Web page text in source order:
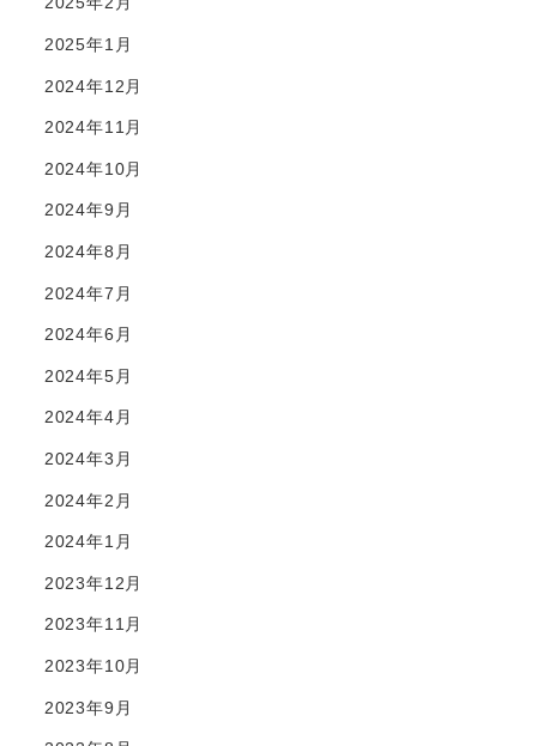
2025年1月
2024年12月
2024年11月
2024年10月
2024年9月
2024年8月
2024年7月
2024年6月
2024年5月
2024年4月
2024年3月
2024年2月
2024年1月
2023年12月
2023年11月
2023年10月
2023年9月